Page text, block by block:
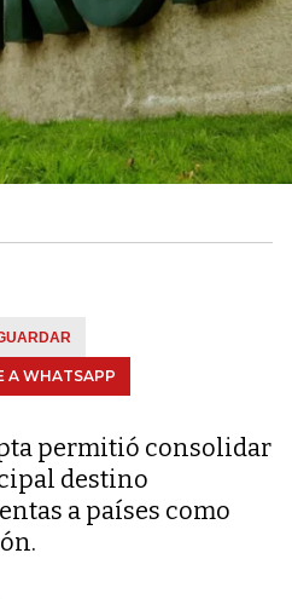
A WHATSAPP
permitió consolidar
destino
a países como